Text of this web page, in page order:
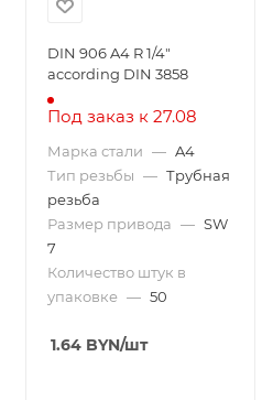
DIN 906 A4 R 1/4"
according DIN 3858
Под заказ к 27.08
Марка стали — A4
Тип резьбы — Трубная
резьба
Размер привода — SW
7
Количество штук в
упаковке — 50
1.64 BYN/шт